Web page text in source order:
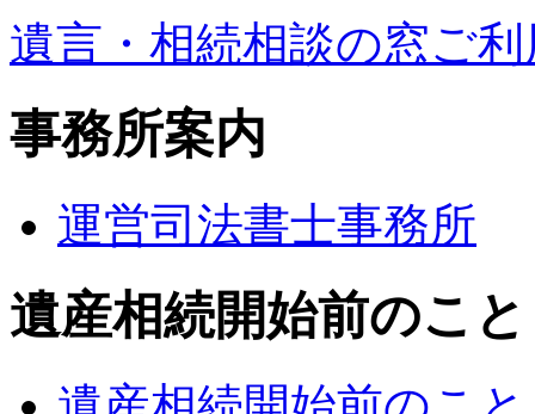
遺言・相続相談の窓ご
事務所案内
運営司法書士事務所
遺産相続開始前のこと